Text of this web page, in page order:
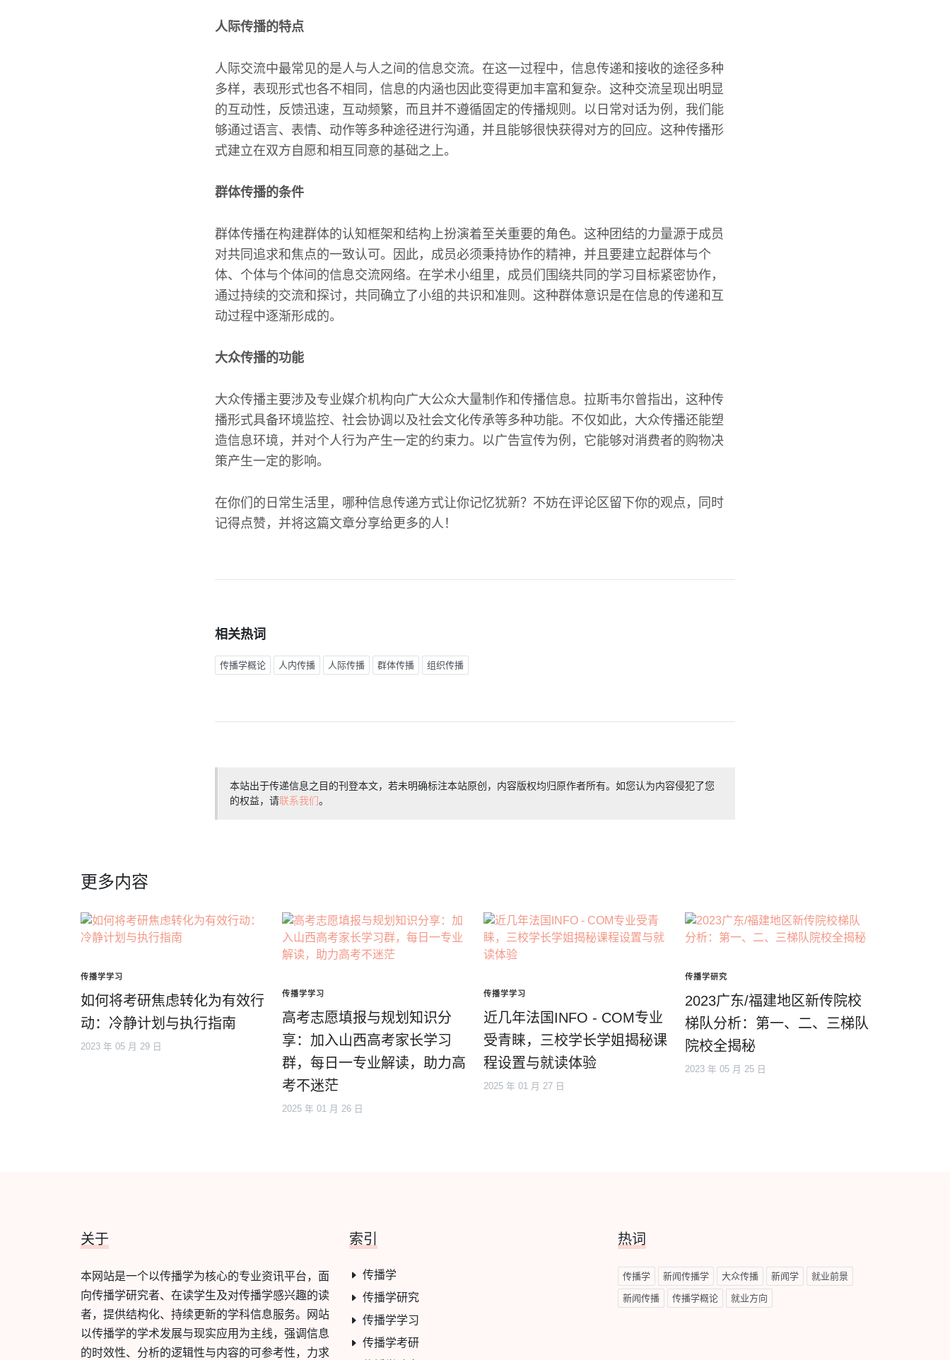
人际传播的特点
人际交流中最常见的是人与人之间的信息交流。在这一过程中，信息传递和接收的途径多种
多样，表现形式也各不相同，信息的内涵也因此变得更加丰富和复杂。这种交流呈现出明显
的互动性，反馈迅速，互动频繁，而且并不遵循固定的传播规则。以日常对话为例，我们能
够通过语言、表情、动作等多种途径进行沟通，并且能够很快获得对方的回应。这种传播形
式建立在双方自愿和相互同意的基础之上。
群体传播的条件
群体传播在构建群体的认知框架和结构上扮演着至关重要的角色。这种团结的力量源于成员
对共同追求和焦点的一致认可。因此，成员必须秉持协作的精神，并且要建立起群体与个
体、个体与个体间的信息交流网络。在学术小组里，成员们围绕共同的学习目标紧密协作，
通过持续的交流和探讨，共同确立了小组的共识和准则。这种群体意识是在信息的传递和互
动过程中逐渐形成的。
大众传播的功能
大众传播主要涉及专业媒介机构向广大公众大量制作和传播信息。拉斯韦尔曾指出，这种传
播形式具备环境监控、社会协调以及社会文化传承等多种功能。不仅如此，大众传播还能塑
造信息环境，并对个人行为产生一定的约束力。以广告宣传为例，它能够对消费者的购物决
策产生一定的影响。
在你们的日常生活里，哪种信息传递方式让你记忆犹新？不妨在评论区留下你的观点，同时
记得点赞，并将这篇文章分享给更多的人！
相关热词
传播学概论 人内传播 人际传播 群体传播 组织传播
本站出于传递信息之目的刊登本文，若未明确标注本站原创，内容版权均归原作者所有。如您认为内容侵犯了您
的权益，请联系我们。
更多内容
传播学学习
如何将考研焦虑转化为有效行
动：冷静计划与执行指南
2023 年 05 月 29 日
传播学学习
高考志愿填报与规划知识分
享：加入山西高考家长学习
群，每日一专业解读，助力高
考不迷茫
2025 年 01 月 26 日
传播学学习
近几年法国INFO - COM专业
受青睐，三校学长学姐揭秘课
程设置与就读体验
2025 年 01 月 27 日
传播学研究
2023广东/福建地区新传院校
梯队分析：第一、二、三梯队
院校全揭秘
2023 年 05 月 25 日
关于
本网站是一个以传播学为核心的专业资讯平台，面
向传播学研究者、在读学生及对传播学感兴趣的读
者，提供结构化、持续更新的学科信息服务。网站
以传播学的学术发展与现实应用为主线，强调信息
的时效性、分析的逻辑性与内容的可参考性，力求
索引
传播学
传播学研究
传播学学习
传播学考研
热词
传播学 新闻传播学 大众传播 新闻学 就业前景
新闻传播 传播学概论 就业方向